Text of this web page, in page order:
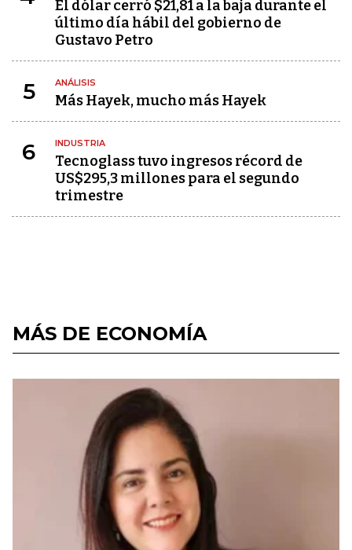
El dólar cerró $21,81 a la baja durante el
último día hábil del gobierno de
Gustavo Petro
5 ANÁLISIS
Más Hayek, mucho más Hayek
6 INDUSTRIA
Tecnoglass tuvo ingresos récord de
US$295,3 millones para el segundo
trimestre
MÁS DE ECONOMÍA